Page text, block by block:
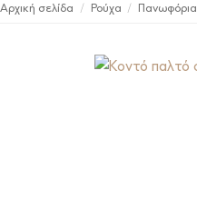
Αρχική σελίδα / Ρούχα / Πανωφόρια